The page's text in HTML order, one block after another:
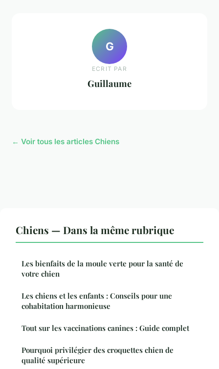
G
ECRIT PAR
Guillaume
← Voir tous les articles Chiens
Chiens — Dans la même rubrique
Les bienfaits de la moule verte pour la santé de
votre chien
Les chiens et les enfants : Conseils pour une
cohabitation harmonieuse
Tout sur les vaccinations canines : Guide complet
Pourquoi privilégier des croquettes chien de
qualité supérieure